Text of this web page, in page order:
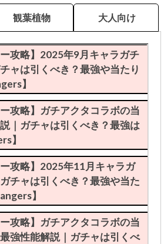
観葉植物 大人向け
ー攻略】2025年9月キャラガチ
ャは引くべき？最強や当たり
】
攻略】ガチアクタコラボの当
｜ガチャは引くべき？最強は
】
ー攻略】2025年11月キャラガ
チャは引くべき？最強や当た
】
攻略】ガチアクタコラボの当
強性能解説｜ガチャは引くべ